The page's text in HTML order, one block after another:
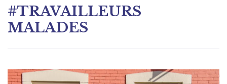
#TRAVAILLEURS
MALADES